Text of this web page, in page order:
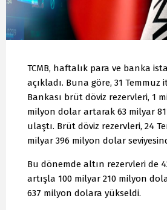
TCMB, haftalık para ve banka
açıkladı. Buna göre, 31 Temmuz
Bankası brüt döviz rezervleri, 1
milyon dolar artarak 63 milyar
ulaştı. Brüt döviz rezervleri, 24
milyar 396 milyon dolar
Bu dönemde altın rezervleri de
artışla 100 milyar 210 milyon
637 milyon dolara yükseldi.